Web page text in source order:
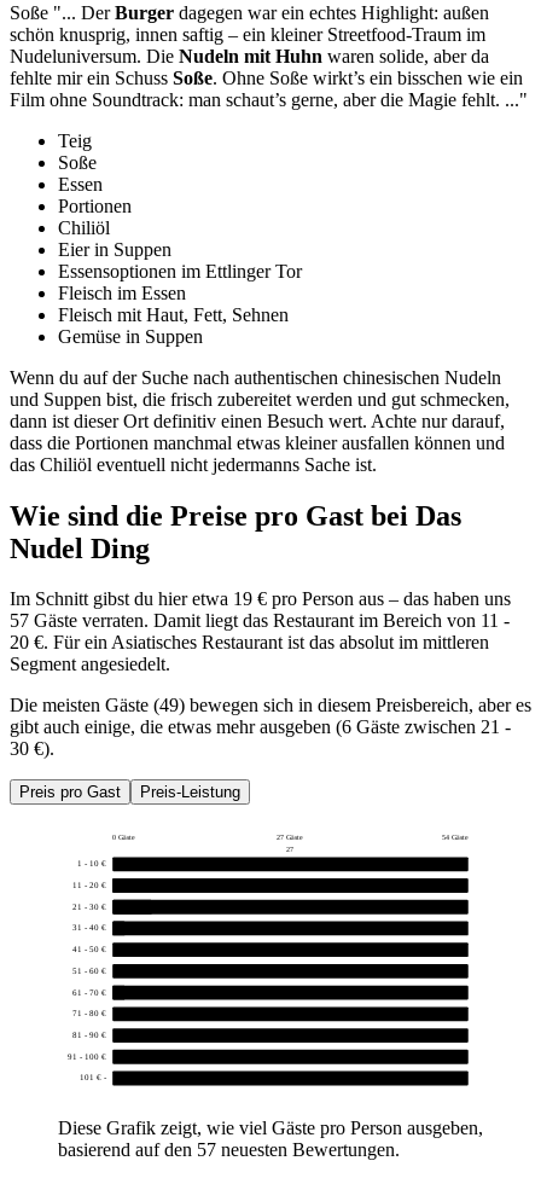
Soße "... DerBurger dagegen war ein echtes Highlight: außen
schön knusprig, innen saftig – ein kleiner Streetfood-Traum im
Nudeluniversum. Die Nudeln mit Huhn waren solide, aberda
fehlte mir ein Schuss Soße. Ohne Soße wirkt’s ein bisschen wie ein
Film ohne Soundtrack: man schaut’s gerne, aber die Magie fehlt. ..."
Teig
Soße
Essen
Portionen
Chiliöl
Eier in Suppen
Essensoptionen im Ettlinger Tor
Fleisch im Essen
Fleisch mit Haut, Fett, Sehnen
Gemüse in Suppen
Wenn du auf der Suche nach authentischen chinesischen Nudeln
und Suppen bist, die frisch zubereitet werden und gut schmecken,
dann ist dieser Ort definitiv einen Besuch wert. Achte nur darauf,
dass die Portionen manchmal etwas kleiner ausfallen können und
das Chiliöl eventuell nicht jedermanns Sache ist.
Wie sind die Preise pro Gast bei Das
Nudel Ding
Im Schnitt gibst du hier etwa 19 € pro Person aus – das haben uns
57 Gäste verraten. Damit liegt das Restaurant im Bereich von 11 -
20 €. Für ein Asiatisches Restaurant ist das absolut im mittleren
Segment angesiedelt.
Die meisten Gäste (49) bewegen sich in diesem Preisbereich, aber es
gibt auch einige, die etwas mehr ausgeben (6 Gäste zwischen 21 -
30 €).
Preis pro Gast Preis-Leistung
0 Gäste 27 Gäste
54 Gäste
27
1 - 10 €
11 - 20 €
21 - 30 €
31 - 40 €
41 - 50 €
51 - 60 €
61 - 70 €
71 - 80 €
81 - 90 €
91 - 100 €
101 € -
Diese Grafik zeigt, wie viel Gäste pro Person ausgeben,
basierend auf den 57 neuesten Bewertungen.